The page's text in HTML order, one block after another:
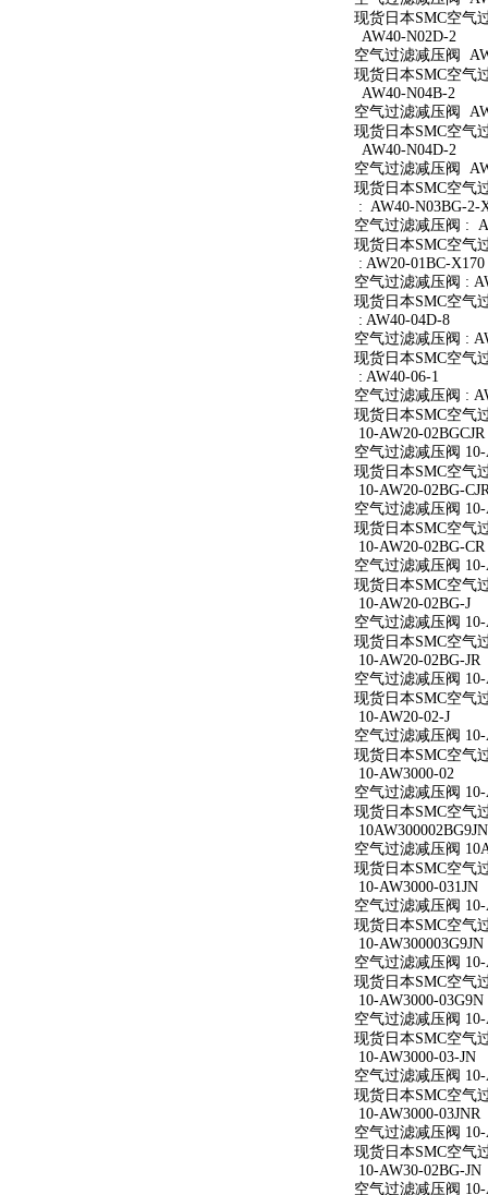
现货日本SMC空气
AW40-N02D-2
空气过滤减压阀
现货日本SMC空气
AW40-N04B-2
空气过滤减压阀
现货日本SMC空气
AW40-N04D-2
空气过滤减压阀
现货日本SMC空气
: AW40-N03BG-2-
空气过滤减压阀 :
现货日本SMC空气
: AW20-01BC-X170
空气过滤减压阀 :
现货日本SMC空气
: AW40-04D-8
空气过滤减压阀 :
现货日本SMC空气
: AW40-06-1
空气过滤减压阀 :
现货日本SMC空气
10-AW20-02BGCJR
空气过滤减压阀 10-
现货日本SMC空气
10-AW20-02BG-
空气过滤减压阀 10-
现货日本SMC空气
10-AW20-02BG-CR
空气过滤减压阀 10-
现货日本SMC空气
10-AW20-02BG-J
空气过滤减压阀 10-
现货日本SMC空气
10-AW20-02BG-JR
空气过滤减压阀 10-
现货日本SMC空气
10-AW20-02-J
空气过滤减压阀 10-
现货日本SMC空气
10-AW3000-02
空气过滤减压阀 10-
现货日本SMC空气
10AW300002BG9JN
空气过滤减压阀
现货日本SMC空气
10-AW3000-031JN
空气过滤减压阀 10-
现货日本SMC空气
10-AW300003G9JN
空气过滤减压阀 10-
现货日本SMC空气
10-AW3000-03G9N
空气过滤减压阀 10-
现货日本SMC空气
10-AW3000-03-JN
空气过滤减压阀 10-
现货日本SMC空气
10-AW3000-03JNR
空气过滤减压阀 10-
现货日本SMC空气
10-AW30-02BG-JN
空气过滤减压阀 10-